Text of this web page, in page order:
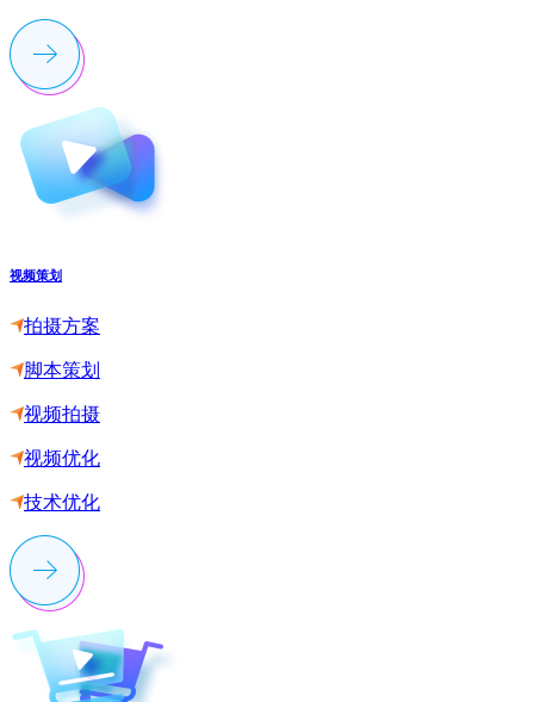
视频策划
拍摄方案
脚本策划
视频拍摄
视频优化
技术优化